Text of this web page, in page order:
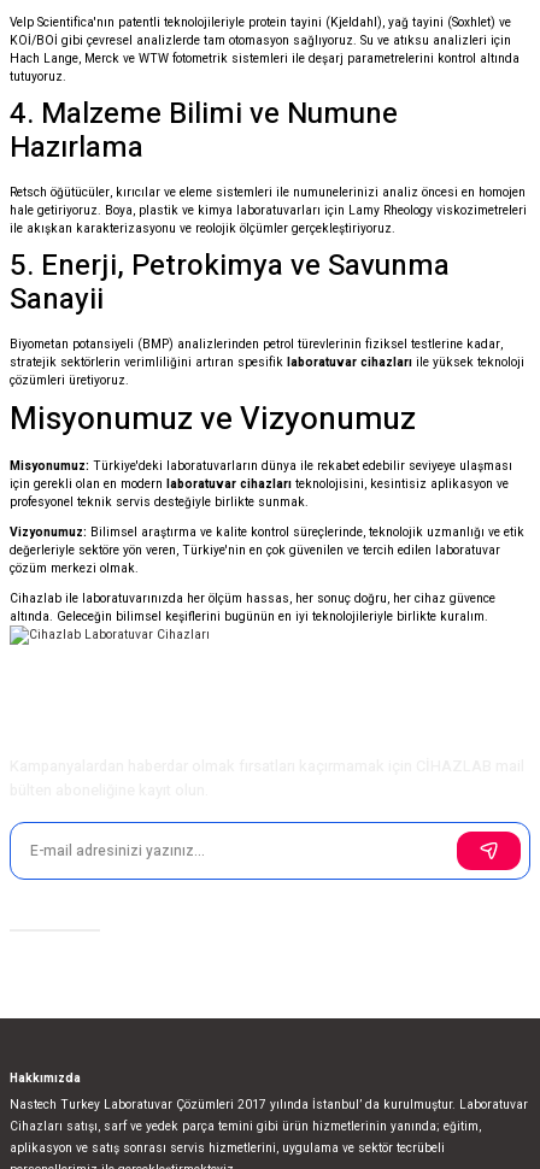
Velp Scientifica'nın patentli teknolojileriyle protein tayini (Kjeldahl), yağ tayini (Soxhlet) ve
KOİ/BOİ gibi çevresel analizlerde tam otomasyon sağlıyoruz. Su ve atıksu analizleri için
Hach Lange, Merck ve WTW fotometrik sistemleri ile deşarj parametrelerini kontrol altında
tutuyoruz.
4. Malzeme Bilimi ve Numune
Hazırlama
Retsch öğütücüler, kırıcılar ve eleme sistemleri ile numunelerinizi analiz öncesi en homojen
hale getiriyoruz. Boya, plastik ve kimya laboratuvarları için Lamy Rheology viskozimetreleri
ile akışkan karakterizasyonu ve reolojik ölçümler gerçekleştiriyoruz.
5. Enerji, Petrokimya ve Savunma
Sanayii
Biyometan potansiyeli (BMP) analizlerinden petrol türevlerinin fiziksel testlerine kadar,
stratejik sektörlerin verimliliğini artıran spesifik laboratuvar cihazları ile yüksek teknoloji
çözümleri üretiyoruz.
Misyonumuz ve Vizyonumuz
Misyonumuz: Türkiye'deki laboratuvarların dünya ile rekabet edebilir seviyeye ulaşması
için gerekli olan en modern laboratuvar cihazları teknolojisini, kesintisiz aplikasyon ve
profesyonel teknik servis desteğiyle birlikte sunmak.
Vizyonumuz: Bilimsel araştırma ve kalite kontrol süreçlerinde, teknolojik uzmanlığı ve etik
değerleriyle sektöre yön veren, Türkiye'nin en çok güvenilen ve tercih edilen laboratuvar
çözüm merkezi olmak.
Cihazlab ile laboratuvarınızda her ölçüm hassas, her sonuç doğru, her cihaz güvence
altında. Geleceğin bilimsel keşiflerini bugünün en iyi teknolojileriyle birlikte kuralım.
Hakkımızda
Nastech Turkey Laboratuvar Çözümleri 2017 yılında İstanbul’ da kurulmuştur. Laboratuvar
Cihazları satışı, sarf ve yedek parça temini gibi ürün hizmetlerinin yanında; eğitim,
aplikasyon ve satış sonrası servis hizmetlerini, uygulama ve sektör tecrübeli